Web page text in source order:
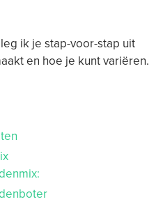
ik je stap-voor-stap uit
en hoe je kunt variëren.